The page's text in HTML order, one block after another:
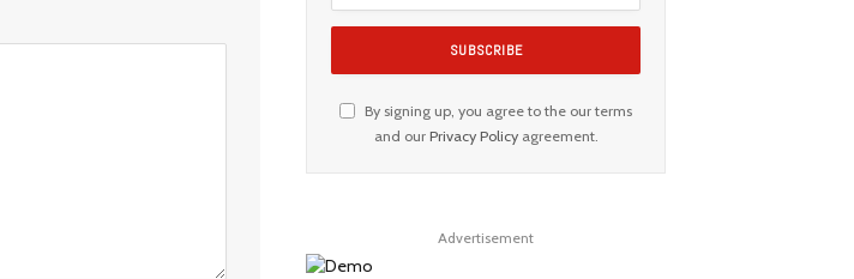
By signing up, you agree to the our terms
and our Privacy Policyagreement.
Advertisement